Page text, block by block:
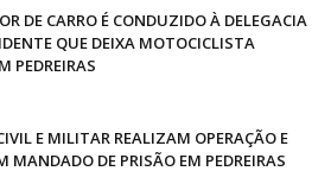
DE CARRO É CONDUZIDO À DELEGACIA
QUE DEIXA MOTOCICLISTA
PEDREIRAS
E MILITAR REALIZAM OPERAÇÃO E
MANDADO DE PRISÃO EM PEDREIRAS